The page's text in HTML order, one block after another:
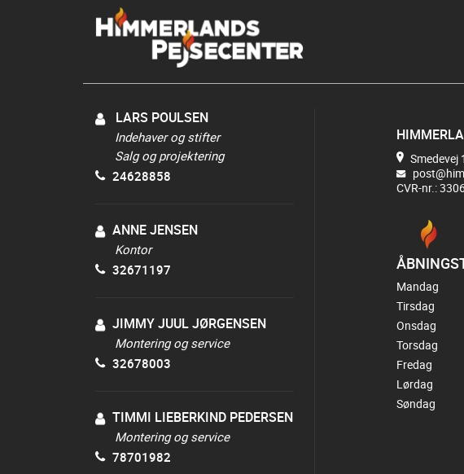
LARS POULSEN
Indehaver og stifter
Salg og projektering
24628858
ANNE JENSEN
Kontor
32671197
JIMMY JUUL JØRGENSEN
Montering og service
32678003
TIMMI LIEBERKIND PEDERSEN
Montering og service
78701982
Smedevej
CVR-nr.:
Mandag
Tirsdag
Onsdag
Torsdag
Fredag
Lørdag
Søndag